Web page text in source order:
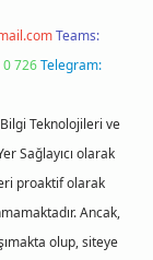
Teams:
726Telegram:
Teknolojileri ve
Sağlayıcı olarak
proaktif olarak
Ancak,
olup, siteye